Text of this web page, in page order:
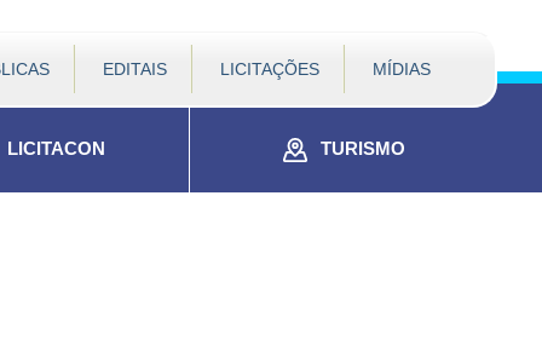
EDITAIS LICITAÇÕES MÍDIAS
LICITACON TURISMO